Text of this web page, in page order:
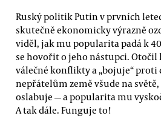
Ruský politik Putin v prvních
skutečně ekonomicky výrazně
viděl, jak mu popularita padá k
se hovořit o jeho nástupci.
válečné konflikty a „bojuje“
nepřátelům země všude na
oslabuje — a popularita mu
A tak dále. Funguje to!